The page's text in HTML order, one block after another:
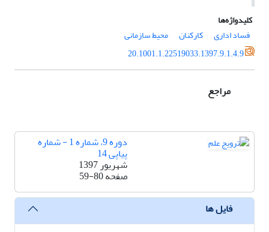
کلیدواژه‌ها
فساد اداری
کارکنان
محیط سازمانی
20.1001.1.22519033.1397.9.1.4.9
مراجع
دوره 9، شماره 1 - شماره
پیاپی 14
شهریور 1397
صفحه59-80
فایل ها